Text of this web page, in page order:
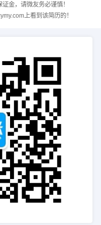
金，请微友务必谨慎！
上看到该简历的！